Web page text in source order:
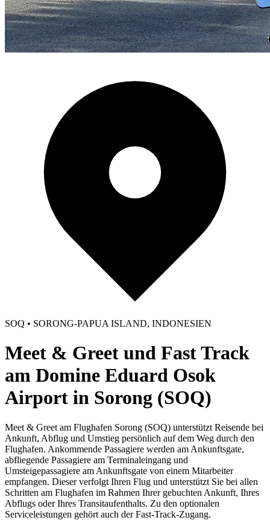
SOQ • SORONG-PAPUA ISLAND, INDONESIEN
Meet & Greet und Fast Track
am Domine Eduard Osok
Airport in Sorong (SOQ)
Meet & Greet am Flughafen Sorong (SOQ) unterstützt Reisende bei
Ankunft, Abflug und Umstieg persönlich auf dem Weg durch den
Flughafen. Ankommende Passagiere werden am Ankunftsgate,
abfliegende Passagiere am Terminaleingang und
Umsteigepassagiere am Ankunftsgate von einem Mitarbeiter
empfangen. Dieser verfolgt Ihren Flug und unterstützt Sie bei allen
Schritten am Flughafen im Rahmen Ihrer gebuchten Ankunft, Ihres
Abflugs oder Ihres Transitaufenthalts. Zu den optionalen
Serviceleistungen gehört auch der Fast-Track-Zugang.